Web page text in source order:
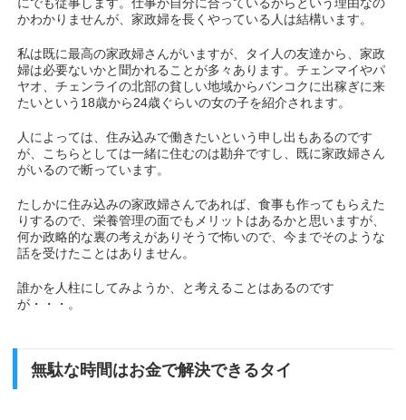
かわかりませんが、家政婦を長くやっている人は結構います。
私は既に最高の家政婦さんがいますが、タイ人の友達から、家政
婦は必要ないかと聞かれることが多々あります。チェンマイやパ
ヤオ、チェンライの北部の貧しい地域からバンコクに出稼ぎに来
たいという18歳から24歳ぐらいの女の子を紹介されます。
人によっては、住み込みで働きたいという申し出もあるのです
が、こちらとしては一緒に住むのは勘弁ですし、既に家政婦さん
がいるので断っています。
たしかに住み込みの家政婦さんであれば、食事も作ってもらえた
りするので、栄養管理の面でもメリットはあるかと思いますが、
何か政略的な裏の考えがありそうで怖いので、今までそのような
話を受けたことはありません。
誰かを人柱にしてみようか、と考えることはあるのです
が・・・。
無駄な時間はお金で解決できるタイ